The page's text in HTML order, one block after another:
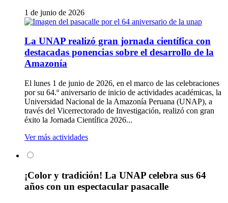
1 de junio de 2026
La UNAP realizó gran jornada científica con
destacadas ponencias sobre el desarrollo de la
Amazonía
El lunes 1 de junio de 2026, en el marco de las celebraciones
por su 64.º aniversario de inicio de actividades académicas, la
Universidad Nacional de la Amazonía Peruana (UNAP), a
través del Vicerrectorado de Investigación, realizó con gran
éxito la Jornada Científica 2026...
Ver más actividades
¡Color y tradición! La UNAP celebra sus 64
años con un espectacular pasacalle